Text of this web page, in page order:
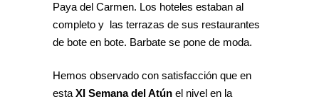
Paya del Carmen. Los hoteles estaban al
completo y las terrazas de sus restaurantes
de bote en bote. Barbate se pone de moda.
Hemos observado con satisfacción que en
esta XI Semana del Atún el nivel en la